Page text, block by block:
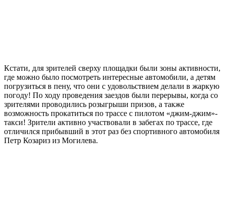
Кстати, для зрителей сверху площадки были зоны активности,
где можно было посмотреть интересные автомобили, а детям
погрузиться в пену, что они с удовольствием делали в жаркую
погоду! По ходу проведения заездов были перерывы, когда со
зрителями проводились розыгрыши призов, а также
возможность прокатиться по трассе с пилотом «джим-джим»-
такси! Зрители активно участвовали в забегах по трассе, где
отличился прибывший в этот раз без спортивного автомобиля
Петр Козариз из Могилева.